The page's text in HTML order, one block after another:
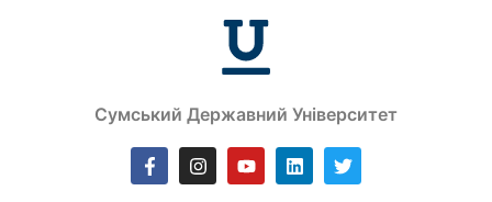
Сумський Державний Університет